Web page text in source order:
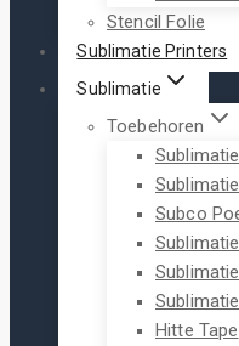
Stencil Folie
Sublimatie Printers
Sublimatie
Toebehoren
Subco
Hitte Tape